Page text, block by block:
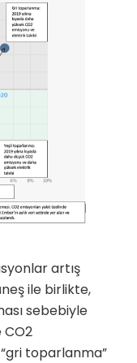
artış
ile birlikte,
sebebiyle
toparlanma”